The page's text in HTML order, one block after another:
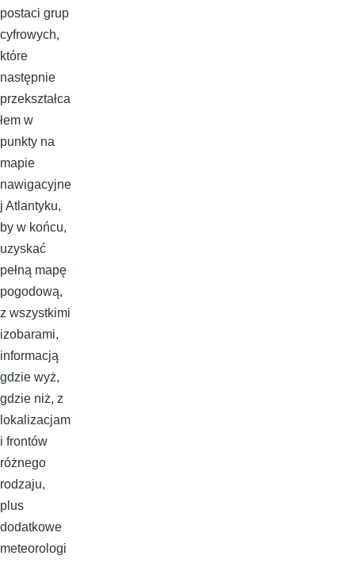
postaci grup
cyfrowych,
które
następnie
przekształca
łem w
punkty na
mapie
nawigacyjne
j Atlantyku,
by w końcu,
uzyskać
pełną mapę
pogodową,
z wszystkimi
izobarami,
informacją
gdzie wyż,
gdzie niż, z
lokalizacjam
i frontów
różnego
rodzaju,
plus
dodatkowe
meteorologi